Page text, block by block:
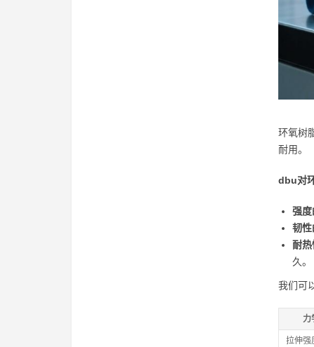
环氧树
耐用。
dbu对
强度
韧性
耐热
久。
我们可
力
拉伸强